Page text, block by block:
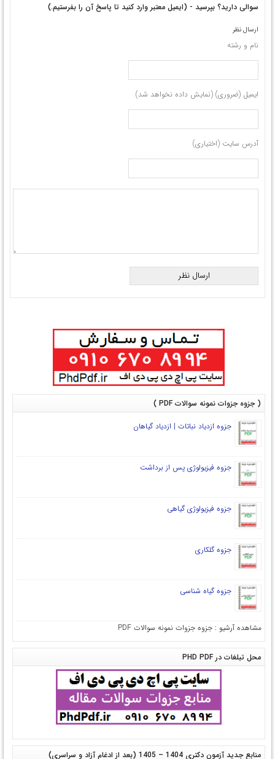
سوالی دارید؟ بپرسید - (ایمیل معتبر وارد کنید تا پاسخ آن را بفرستیم.)
ارسال نظر
نام و رشته
ایمیل (ضروری) (نمایش داده نخواهد شد)
آدرس سایت (اختیاری)
(جزوه جزوات نمونه سوالات PDF
)
جزوه ازدیاد نباتات | ازدیاد گیاهان
جزوه فیزیولوژی پس از برداشت
جزوه فیزیولوژی گیاهی
جزوه گلکاری
جزوه گیاه شناسی
مشاهده آرشیو : جزوه جزوات نمونه سوالات PDF
محل تبلغات در PHD PDF
منابع جدید آزمون دکتری 1404 – 1405 (بعد از ادغام آزاد و سراسری)